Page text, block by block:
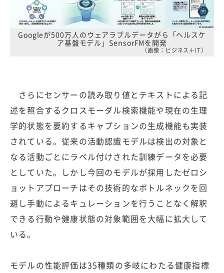
Googleが500万人のウェアラブルデータがら「ヘルスケ
ア基盤モデル」SensorFMを開発
（画像：ビジネス＋IT）
さらにセンサーの読み取り値とテキストによる記
述を照合するクロスモーダル検索機能や現在の生理
学的状態を要約するキャプションの生成機能も実装
されている。従来の活動認識モデルは検出の対象と
なる活動ごとにラベル付けされた訓練データを必要
としていた。しかし今回のモデルが採用したゼロシ
ョットアプローチはその技術的なボトルネックを回
避し手動によるキュレーションを行うことなく解釈
できる行動や健康状態の対象範囲を大幅に拡大して
いる。
モデルの性能評価は35種類の多岐にわたる健康指標